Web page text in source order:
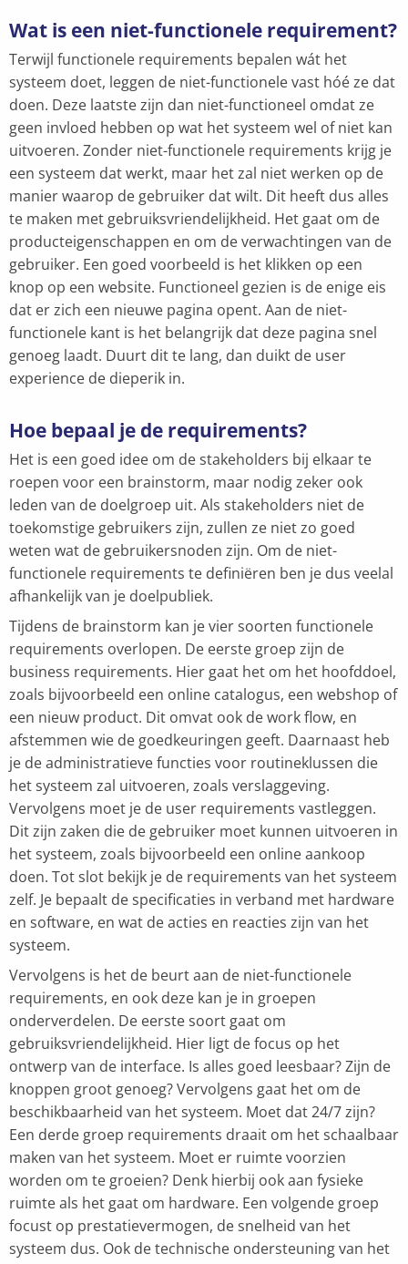
Wat is een niet-functionele requirement?
Terwijl functionele requirements bepalen wát het
systeem doet, leggen de niet-functionele vast hóé ze dat
doen. Deze laatste zijn dan niet-functioneel omdat ze
geen invloed hebben op wat het systeem wel of niet kan
uitvoeren. Zonder niet-functionele requirements krijg je
een systeem dat werkt, maar het zal niet werken op de
manier waarop de gebruiker dat wilt. Dit heeft dus alles
te maken met gebruiksvriendelijkheid. Het gaat om de
producteigenschappen en om de verwachtingen van de
gebruiker. Een goed voorbeeld is het klikken op een
knop op een website. Functioneel gezien is de enige eis
dat er zich een nieuwe pagina opent. Aan de niet-
functionele kant is het belangrijk dat deze pagina snel
genoeg laadt. Duurt dit te lang, dan duikt de user
experience de dieperik in.
Hoe bepaal je de requirements?
Het is een goed idee om de stakeholders bij elkaar te
roepen voor een brainstorm, maar nodig zeker ook
leden van de doelgroep uit. Als stakeholders niet de
toekomstige gebruikers zijn, zullen ze niet zo goed
weten wat de gebruikersnoden zijn. Om de niet-
functionele requirements te definiëren ben je dus veelal
afhankelijk van je doelpubliek.
Tijdens de brainstorm kan je vier soorten functionele
requirements overlopen. De eerste groep zijn de
business requirements. Hier gaat het om het hoofddoel,
zoals bijvoorbeeld een online catalogus, een webshop of
een nieuw product. Dit omvat ook de work flow, en
afstemmen wie de goedkeuringen geeft. Daarnaast heb
je de administratieve functies voor routineklussen die
het systeem zal uitvoeren, zoals verslaggeving.
Vervolgens moet je de user requirements vastleggen.
Dit zijn zaken die de gebruiker moet kunnen uitvoeren in
het systeem, zoals bijvoorbeeld een online aankoop
doen. Tot slot bekijk je de requirements van het systeem
zelf. Je bepaalt de specificaties in verband met hardware
en software, en wat de acties en reacties zijn van het
systeem.
Vervolgens is het de beurt aan de niet-functionele
requirements, en ook deze kan je in groepen
onderverdelen. De eerste soort gaat om
gebruiksvriendelijkheid. Hier ligt de focus op het
ontwerp van de interface. Is alles goed leesbaar? Zijn de
knoppen groot genoeg? Vervolgens gaat het om de
beschikbaarheid van het systeem. Moet dat 24/7 zijn?
Een derde groep requirements draait om het schaalbaar
maken van het systeem. Moet er ruimte voorzien
worden om te groeien? Denk hierbij ook aan fysieke
ruimte als het gaat om hardware. Een volgende groep
focust op prestatievermogen, de snelheid van het
systeem dus. Ook de technische ondersteuning van het